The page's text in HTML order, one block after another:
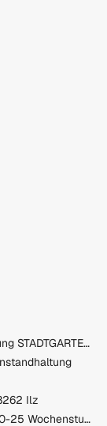
Fachberater/in im Verkauf für die Fachabteilung STADTGARTEN - Hartware
Ilz
Lagerarbeiter (m/w/d) mit Staplerschein für 20-25 Wochenstunden